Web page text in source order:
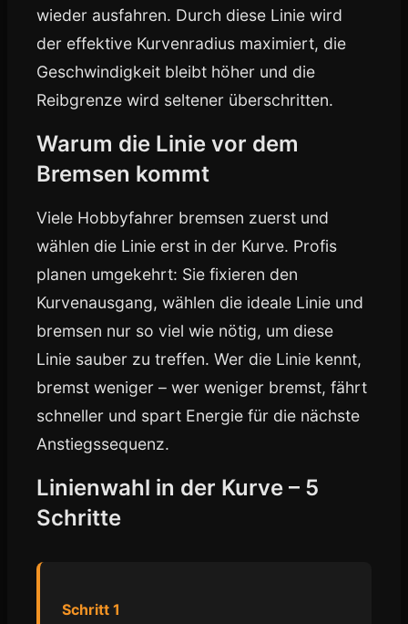
wieder ausfahren. Durch diese Linie wird
der effektive Kurvenradius maximiert, die
Geschwindigkeit bleibt höher und die
Reibgrenze wird seltener überschritten.
Warum die Linie vor dem
Bremsen kommt
Viele Hobbyfahrer bremsen zuerst und
wählen die Linie erst in der Kurve. Profis
planen umgekehrt: Sie fixieren den
Kurvenausgang, wählen die ideale Linie und
bremsen nur so viel wie nötig, um diese
Linie sauber zu treffen. Wer die Linie kennt,
bremst weniger – wer weniger bremst, fährt
schneller und spart Energie für die nächste
Anstiegssequenz.
Linienwahl in der Kurve – 5
Schritte
Schritt 1